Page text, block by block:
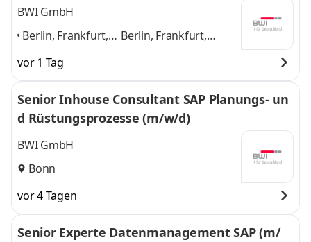
BWI GmbH
Berlin, Frankfurt,
München,
Nürnberg, Ulm,
Bonn, Leipzig,
Berlin, Frankfurt,
Leipzigund 6 weitere
vor 1 Tag
Senior Inhouse Consultant SAP Planungs- un
d Rüstungsprozesse (m/w/d)
BWI GmbH
Bonn
vor 4 Tagen
Senior Experte Datenmanagement SAP (m/